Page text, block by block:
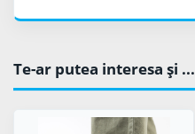
Te-ar putea interesa şi ...